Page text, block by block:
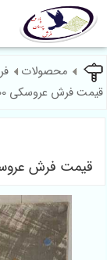
محصولات
قیمت فرش عروسکی 500 شانه اتاق کودک طوسی
قیمت فرش عروسکی 500 شانه اتاق